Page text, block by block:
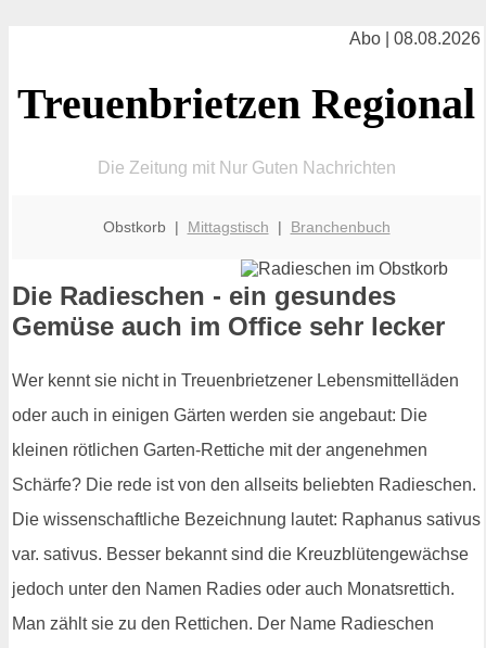
Abo | 08.08.2026
Treuenbrietzen Regional
Die Zeitung mit Nur Guten Nachrichten
Obstkorb | Mittagstisch | Branchenbuch
Die Radieschen - ein gesundes
Gemüse auch im Office sehr lecker
Wer kennt sie nicht in Treuenbrietzener Lebensmittelläden
oder auch in einigen Gärten werden sie angebaut: Die
kleinen rötlichen Garten-Rettiche mit der angenehmen
Schärfe? Die rede ist von den allseits beliebten Radieschen.
Die wissenschaftliche Bezeichnung lautet: Raphanus sativus
var. sativus. Besser bekannt sind die Kreuzblütengewächse
jedoch unter den Namen Radies oder auch Monatsrettich.
Man zählt sie zu den Rettichen. Der Name Radieschen